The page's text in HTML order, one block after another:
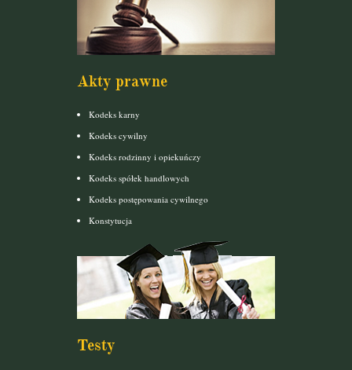
Akty prawne
Kodeks karny
Kodeks cywilny
Kodeks rodzinny i opiekuńczy
Kodeks spółek handlowych
Kodeks postępowania cywilnego
Konstytucja
Testy